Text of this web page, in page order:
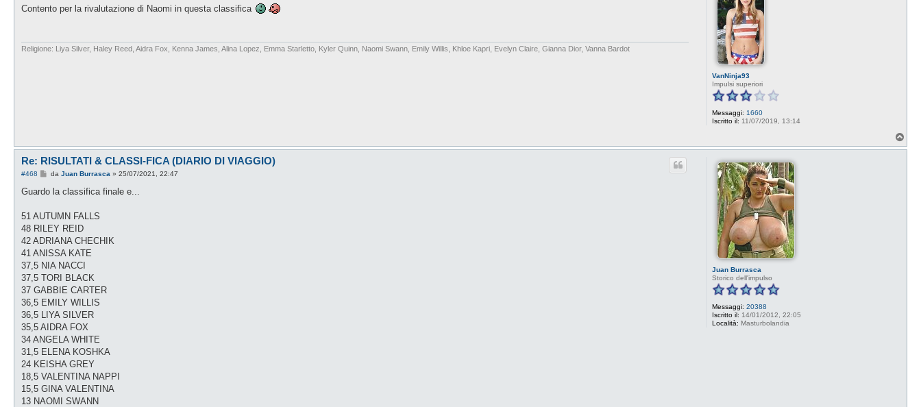
VanNinja93
Impulsi superiori
Messaggi: 1660
Iscritto il: 11/07/2019, 13:14
s
i
Contento per la rivalutazione di Naomi in questa classifica
Religione: Liya Silver, Haley Reed, Aidra Fox, Kenna James, Alina Lopez, Emma Starletto, Kyler Quinn, Naomi Swann, Emily Willis, Khloe Kapri, Evelyn Claire, Gianna Dior, Vanna Bardot
o
Juan Burrasca
Storico dell'impulso
Messaggi: 20388
Iscritto il: 14/01/2012, 22:05
Località: Masturbolandia
Re: RISULTATI & CLASSI-FICA (DIARIO DI VIAGGIO)
#468
M
s
g
i
o
da Juan Burrasca » 25/07/2021, 22:47
Guardo la classifica finale e...
51 AUTUMN FALLS
48 RILEY REID
42 ADRIANA CHECHIK
41 ANISSA KATE
37,5 NIA NACCI
37,5 TORI BLACK
37 GABBIE CARTER
36,5 EMILY WILLIS
36,5 LIYA SILVER
35,5 AIDRA FOX
34 ANGELA WHITE
31,5 ELENA KOSHKA
24 KEISHA GREY
18,5 VALENTINA NAPPI
15,5 GINA VALENTINA
13 NAOMI SWANN